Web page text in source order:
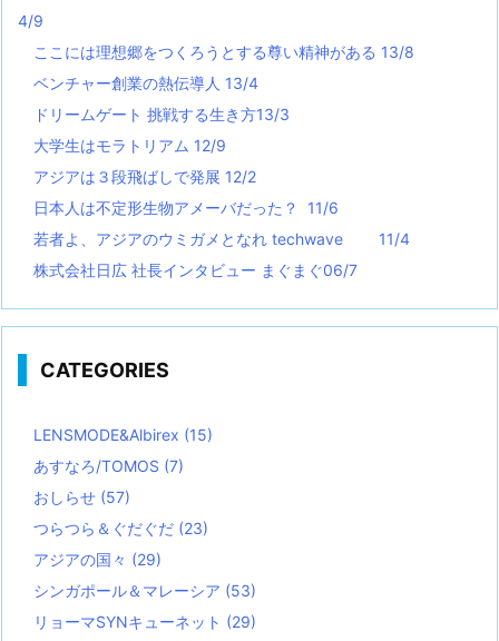
4/9
ここには理想郷をつくろうとする尊い精神がある 13/8
ベンチャー創業の熱伝導人 13/4
ドリームゲート 挑戦する生き方13/3
大学生はモラトリアム 12/9
アジアは３段飛ばしで発展 12/2
日本人は不定形生物アメーバだった？ 11/6
若者よ、アジアのウミガメとなれ techwave
11/4
株式会社日広 社長インタビュー まぐまぐ06/7
CATEGORIES
LENSMODE&Albirex (15)
あすなろ/TOMOS (7)
おしらせ (57)
つらつら＆ぐだぐだ (23)
アジアの国々 (29)
シンガポール＆マレーシア (53)
リョーマSYNキューネット (29)